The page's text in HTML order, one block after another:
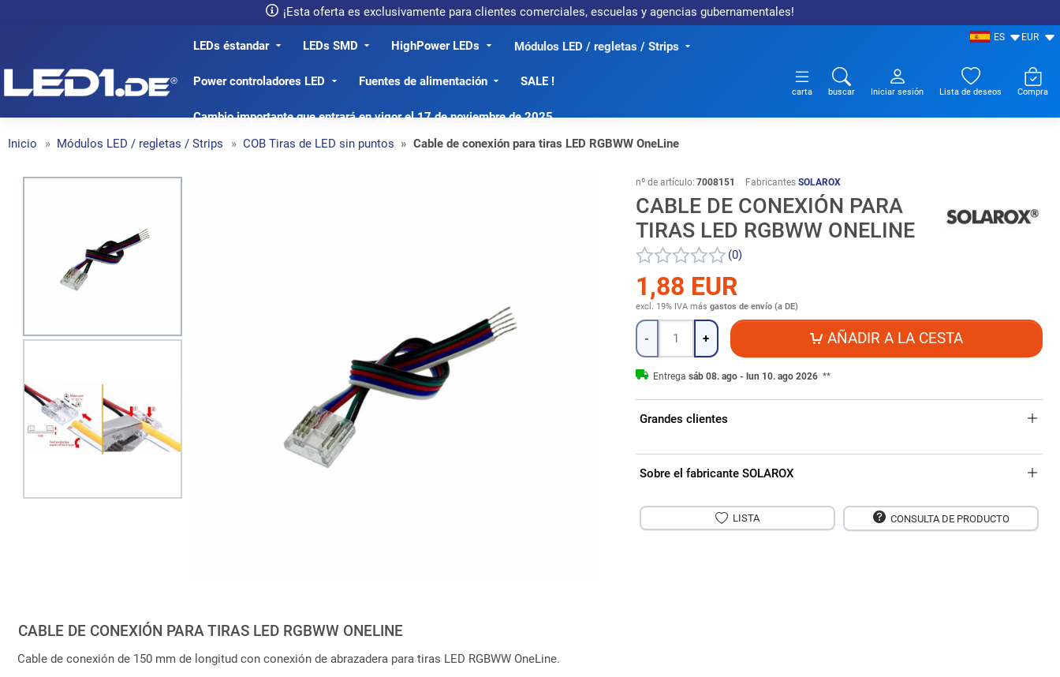
¡Esta oferta es exclusivamente para clientes comerciales, escuelas y agencias gubernamentales!
ES EUR
LEDs éstandar LEDs SMD HighPower LEDs Módulos LED / regletas / Strips
Power controladores LED Fuentes de alimentación SALE !
Cambio importante que entrará en vigor el 17 de noviembre de 2025
carta buscar Iniciar sesión Lista de deseos Compra
Inicio Módulos LED / regletas / Strips COB Tiras de LED sin puntos Cable de conexión para tiras LED RGBWW OneLine
nº de artículo: 7008151 Fabricantes SOLAROX
CABLE DE CONEXIÓN PARA
TIRAS LED RGBWW ONELINE
(0)
1,88 EUR
excl. 19% IVA más gastos de envío (a DE)
Cantidad
- + AÑADIR A LA CESTA
Entrega sáb 08. ago - lun 10. ago 2026 **
Grandes clientes
Sobre el fabricante SOLAROX
LISTA CONSULTA DE PRODUCTO
CABLE DE CONEXIÓN PARA TIRAS LED RGBWW ONELINE
Cable de conexión de 150 mm de longitud con conexión de abrazadera para tiras LED RGBWW OneLine.